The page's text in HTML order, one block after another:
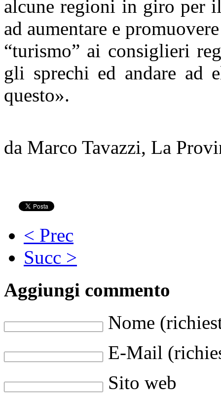
alcune regioni in giro per
ad aumentare e
“turismo” ai consiglieri
gli sprechi ed andare ad
questo».
da Marco Tavazzi, La
< Prec
Succ >
Aggiungi commento
Nome
E-Mail
Sito web